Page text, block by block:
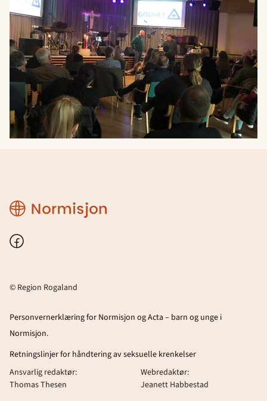
Region
Rogaland
Facebook
© Region Rogaland
Personvernerklæring for Normisjon og Acta – barn og unge i
Normisjon.
Retningslinjer for håndtering av seksuelle krenkelser
Ansvarlig redaktør:
Thomas Thesen
Webredaktør:
Jeanett Habbestad